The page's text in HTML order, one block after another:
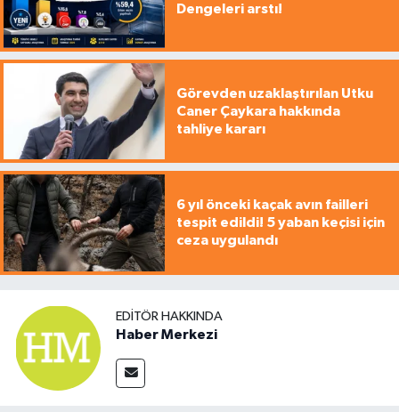
Dengeleri arstı!
Görevden uzaklaştırılan Utku
Caner Çaykara hakkında
tahliye kararı
6 yıl önceki kaçak avın failleri
tespit edildi! 5 yaban keçisi için
ceza uygulandı
EDITÖR HAKKINDA
Haber Merkezi